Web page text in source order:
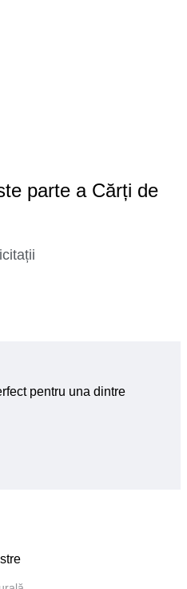
parte a Cărți de
pentru una dintre